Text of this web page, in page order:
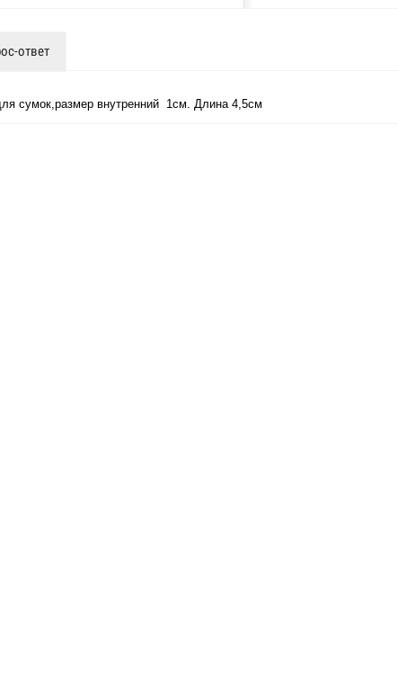
ответ
сумок,размер внутренний 1см. Длина 4,5см